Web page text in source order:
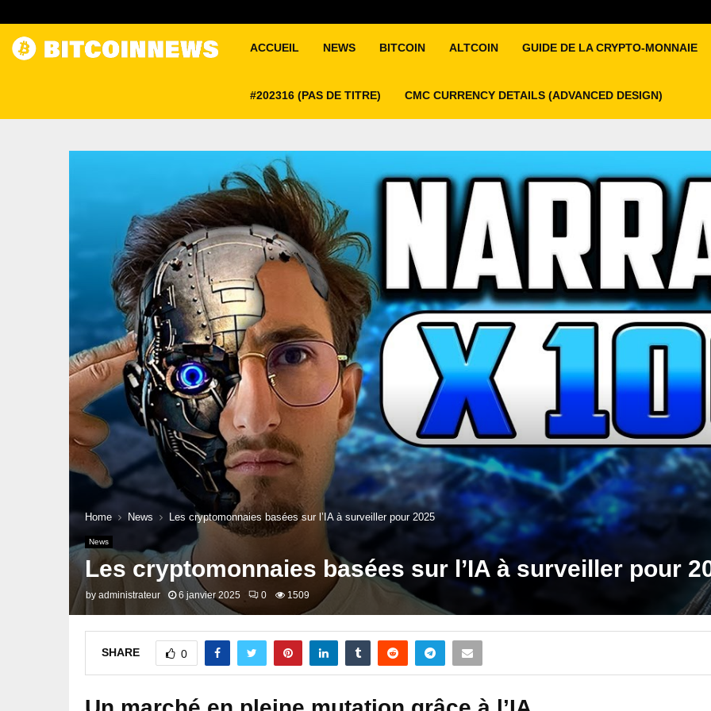
ACCUEIL NEWS BITCOIN ALTCOIN GUIDE DE LA CRYPTO-MONNAIE
#202316 (PAS DE TITRE) CMC CURRENCY DETAILS (ADVANCED DESIGN)
Home News Les cryptomonnaies basées sur l’IA à surveiller pour 2025
News
Les cryptomonnaies basées sur l’IA à surveiller pour
by administrateur 6 janvier 2025 0 1509
SHARE 0